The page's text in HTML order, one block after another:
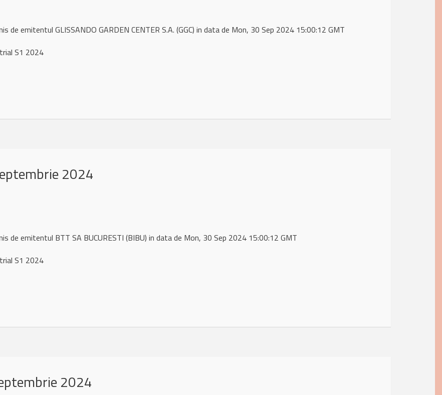
de emitentul GLISSANDO GARDEN CENTER S.A. (GGC) in data de Mon, 30 Sep 2024 15:00:12 GMT
S1 2024
2024
de emitentul BTT SA BUCURESTI (BIBU) in data de Mon, 30 Sep 2024 15:00:12 GMT
S1 2024
2024